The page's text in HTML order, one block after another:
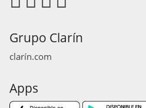
Grupo Clarín
clarín.com
Apps